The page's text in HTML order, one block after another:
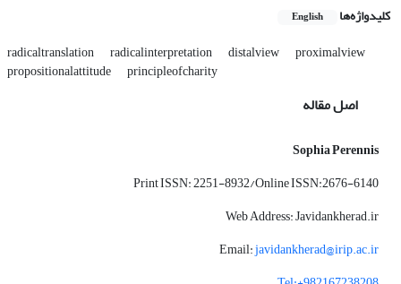
کلیدواژه‌ها English
radicaltranslation radicalinterpretation distalview proximalview
propositionalattitude principleofcharity
اصل مقاله
Sophia Perennis
Print ISSN: 2251-8932/Online ISSN:2676-6140
Web Address: Javidankherad.ir
Email:javidankherad@irip.ac.ir